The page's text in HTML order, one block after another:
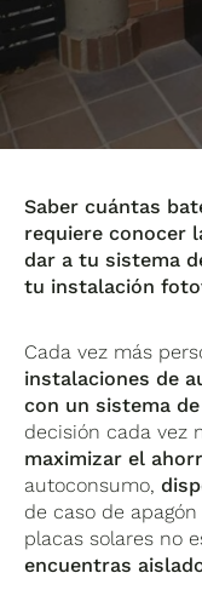
Saber cuántas
requiere conocer
dar a tu sistema
tu instalación
Cada vez más
instalaciones de
con un sistema
decisión cada vez
maximizar el
autoconsumo,
de caso de
placas solares no
encuentras